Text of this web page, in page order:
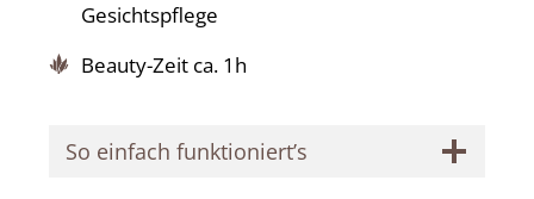
Gesichtspflege
Beauty-Zeit ca. 1h
So einfach funktioniert’s